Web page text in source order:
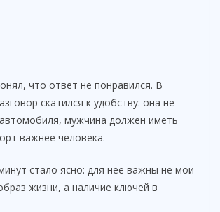
что ответ не понравился. В
скатился к удобству: она не
мужчина должен иметь
важнее человека.
стало ясно: для неё важны не мои
жизни, а наличие ключей в